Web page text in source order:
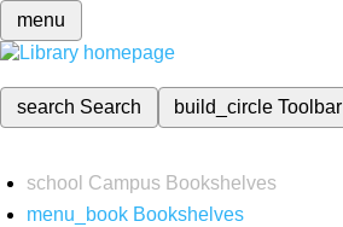
menu
search Search build_circleToolbar
school Campus Bookshelves
menu_book Bookshelves